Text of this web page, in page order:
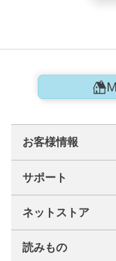
お客様情報
サポート
ネットストア
読みもの